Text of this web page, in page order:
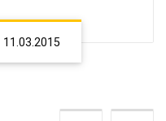
11.03.2015